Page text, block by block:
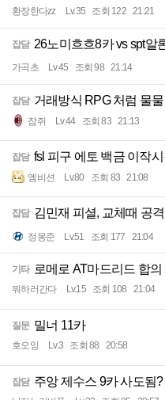
환장한다zz Lv.35 조회 122 21:21
잡담 26노미흐흐8카 vs spt알
가곡초 Lv.45 조회 98 21:14
잡담 거래방식 RPG 처럼 물
잠쥐 Lv.44 조회 83 21:13
잡담 fsl 피구 에토 백금 이작
엠비션 Lv.80 조회 83 21:08
잡담 김민재 피셜, 교체때 공
정몽준 Lv.51 조회 177 21:04
기타 로메로 AT마드리드 합의
뭐하러간다 Lv.15 조회 108 21:04
질문 밀너 11카
호오잉 Lv.3 조회 88 20:58
잡담 주앙 제수스 9카 사도됨?